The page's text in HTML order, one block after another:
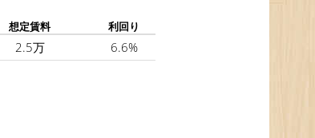
想定賃料 利回り
2.5万 6.6%